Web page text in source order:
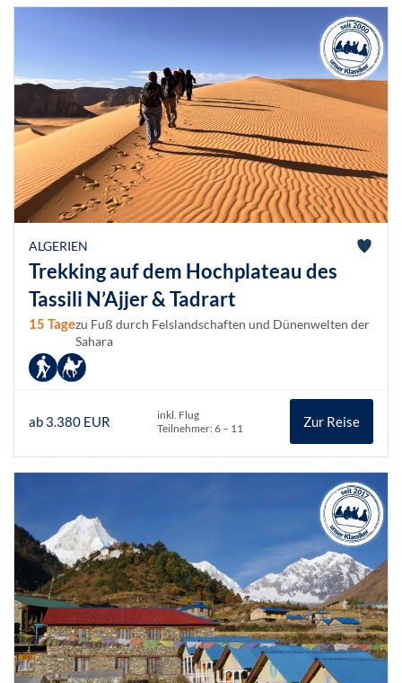
ALGERIEN
Trekking auf dem Hochplateau des
Tassili N’Ajjer & Tadrart
15 Tagezu Fuß durch Felslandschaften und Dünenwelten der
Sahara
ab 3.380 EUR
inkl. Flug
Teilnehmer: 6 – 11
Zur Reise